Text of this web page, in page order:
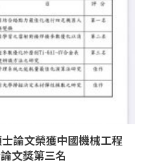
論文榮獲中國機械工程
文獎第三名